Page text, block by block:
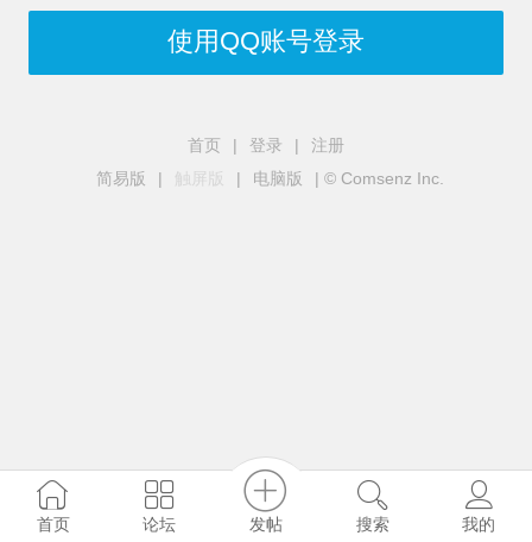
使用QQ账号登录
首页 | 登录 |
注册
简易版
| 触屏版 | 电脑版 | © Comsenz Inc.
首页 论坛 发帖 搜索 我的